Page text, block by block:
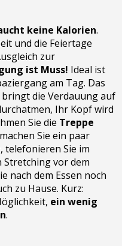
keine Kalorien.
und die Feiertage
zur
ist Muss! Ideal ist
am Tag. Das
bringt die Verdauung auf
Ihr Kopf wird
Sie die Treppe
Sie ein paar
telefonieren Sie im
Stretching vor dem
nach dem Essen noch
zu Hause. Kurz:
ein wenig
.